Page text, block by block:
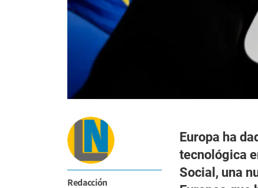
Redacción
Europa ha
tecnológica
Social, una